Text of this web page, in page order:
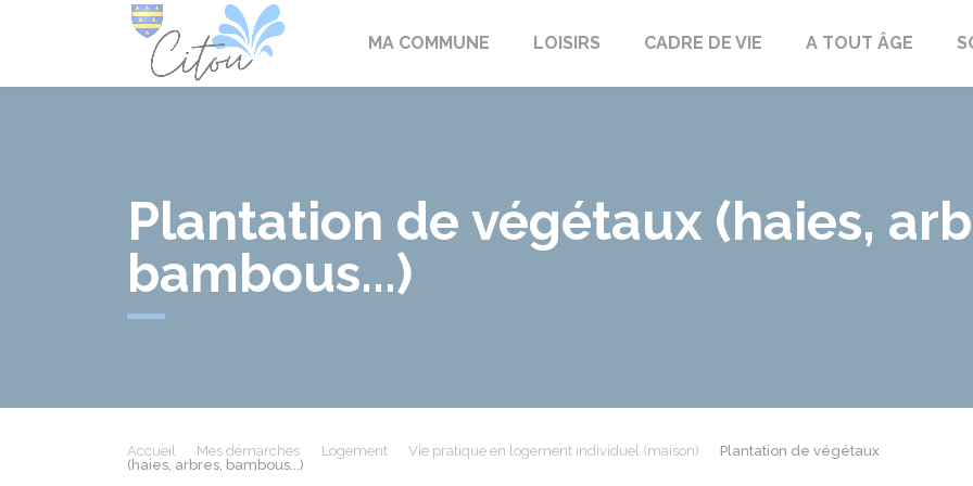
MA COMMUNE LOISIRS CADRE DE VIE A TOUT ÂGE
Plantation de végétaux (haies,
bambous...)
Accueil Mes démarches Logement Vie pratique en logement individuel (maison)
Plantation de végétaux
(haies, arbres, bambous...)